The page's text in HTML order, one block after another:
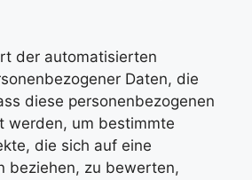
der automatisierten
Daten, die
diese personenbezogenen
werden, um bestimmte
die sich auf eine
beziehen, zu bewerten,